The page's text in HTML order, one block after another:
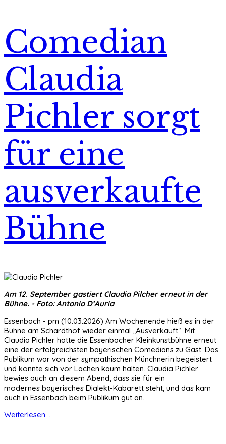
Comedian
Claudia
Pichler sorgt
für eine
ausverkaufte
Bühne
Am 12. September gastiert Claudia Pilcher erneut in der
Bühne. - Foto: Antonio D’Auria
Essenbach - pm (10.03.2026) Am Wochenende hieß es in der
Bühne am Schardthof wieder einmal „Ausverkauft“. Mit
Claudia Pichler hatte die Essenbacher Kleinkunstbühne erneut
eine der erfolgreichsten bayerischen Comedians zu Gast. Das
Publikum war von der sympathischen Münchnerin begeistert
und konnte sich vor Lachen kaum halten. Claudia Pichler
bewies auch an diesem Abend, dass sie für ein
modernes bayerisches Dialekt-Kabarett steht, und das kam
auch in Essenbach beim Publikum gut an.
Weiterlesen ...